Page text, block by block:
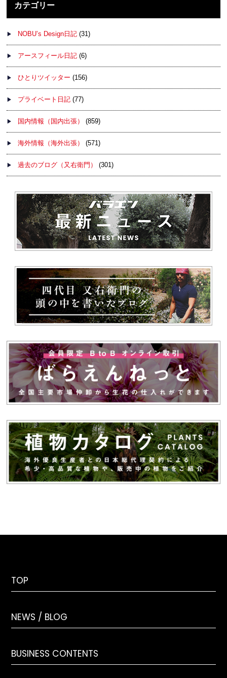
カテゴリー
NOBU’s Design日記 (31)
アースフィール日記 (6)
ひとりツイッター (156)
プライベート日記 (77)
国内情報（国内出張） (859)
海外情報（海外出張） (571)
過去のブログ（又右衛門） (301)
TOP
NEWS / BLOG
BUSINESS CONTENTS